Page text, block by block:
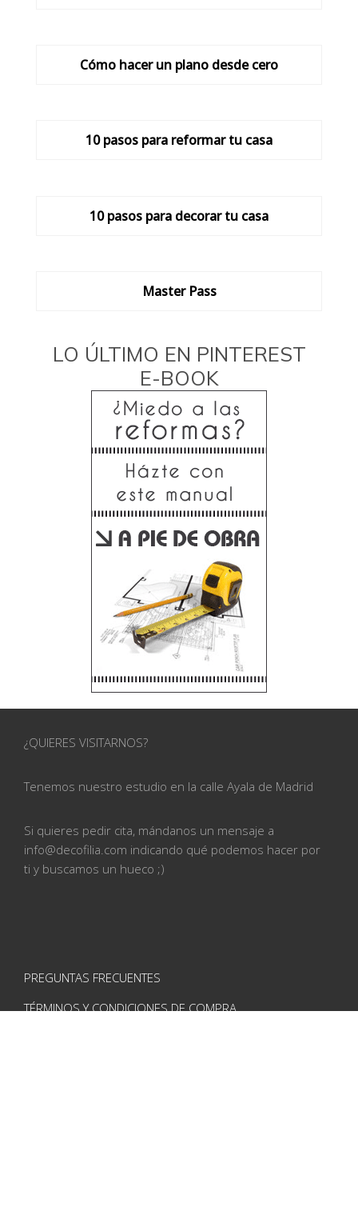
Cómo hacer un plano desde cero
10 pasos para reformar tu casa
10 pasos para decorar tu casa
Master Pass
LO ÚLTIMO EN PINTEREST
E-BOOK
¿QUIERES VISITARNOS?
Tenemos nuestro estudio en la calle Ayala de Madrid
Si quieres pedir cita, mándanos un mensaje a
info@decofilia.com indicando qué podemos hacer por
ti y buscamos un hueco ;)
PREGUNTAS FRECUENTES
TÉRMINOS Y CONDICIONES DE COMPRA